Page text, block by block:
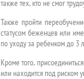
также тех, кто не смог
Также пройти
статусом беженцев или
по уходу за ребенком до 3
Кроме того,
или находится под риском